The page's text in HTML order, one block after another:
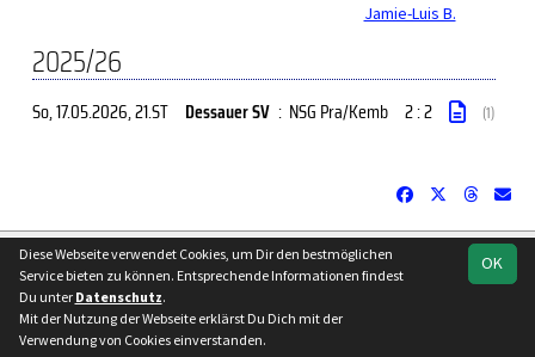
Jamie-Luis B.
2025/26
So, 17.05.2026, 21.ST Dessauer SV : NSG Pra/Kemb 2 : 2 (1)
soccero.de
© 2006 - 2026
Besucherstatistik Kontakt Impressum
OK
Diese Webseite verwendet Cookies, um Dir den bestmöglichen
Service bieten zu können. Entsprechende Informationen findest
Du unter Datenschutz.
Mit der Nutzung der Webseite erklärst Du Dich mit der
Verwendung von Cookies einverstanden.